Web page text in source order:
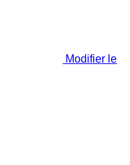
Modifier le